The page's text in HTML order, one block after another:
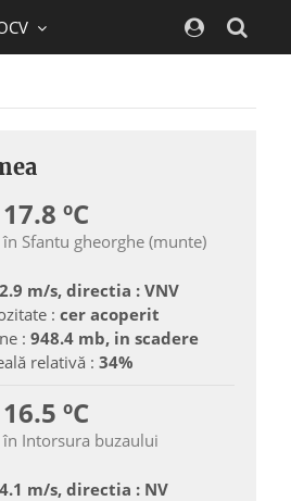
17.8 ºC
în Sfantu gheorghe (munte)
2.9 m/s, directia : VNV
: cer acoperit
: 948.4 mb, in scadere
relativă : 34%
16.5 ºC
în Intorsura buzaului
4.1 m/s, directia : NV